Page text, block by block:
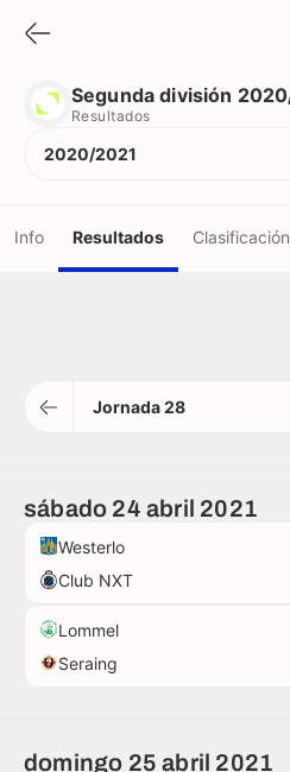
Resultados
2020/2021
Info Resultados Clasificación
Récords
Jornada 28
sábado 24 abril 2021
Westerlo
Club NXT
Lommel
Seraing
domingo 25 abril 2021